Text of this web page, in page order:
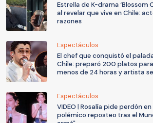
Estrella de K-drama ‘Blossom
al revelar que vive en Chile:
razones
Espectáculos
El chef que conquistó el
Chile: preparó 200 platos
menos de 24 horas y artista
Espectáculos
VIDEO | Rosalía pide perdón
polémico reposteo tras el